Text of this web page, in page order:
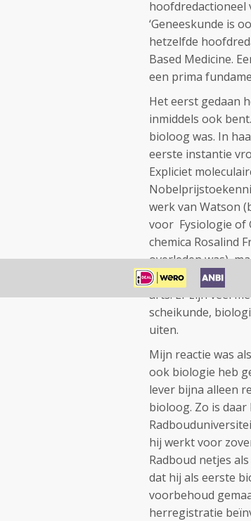
hoofdredactioneel
‘Geneeskunde is
hetzelfde
Based Medicine.
een prima
Het eerst gedaan
inmiddels ook
bioloog was. In
eerste instantie
Expliciet
werk van Watson
voor Fysiologie of
chemica Rosalind
overleden was),
ik al lang geleden
arts. Er zijn veel
scheikunde,
uiten.
Mijn reactie was
ook biologie heb
lever bijna alleen
bioloog. Zo is daar
hij werkt voor
Radboud netjes
dat hij als eerste
voorbehoud
herregistratie